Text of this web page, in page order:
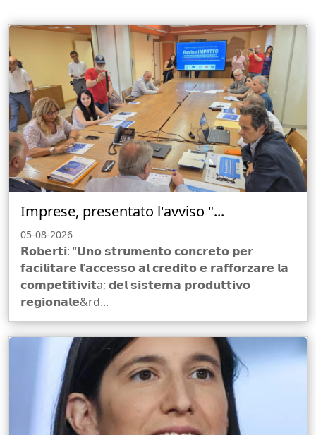
Imprese, presentato l'avviso "...
05-08-2026
𝗥𝗼𝗯𝗲𝗿𝘁𝗶: “𝗨𝗻𝗼 𝘀𝘁𝗿𝘂𝗺𝗲𝗻𝘁𝗼 𝗰𝗼𝗻𝗰𝗿𝗲𝘁𝗼 𝗽𝗲𝗿
𝗳𝗮𝗰𝗶𝗹𝗶𝘁𝗮𝗿𝗲 𝗹’𝗮𝗰𝗰𝗲𝘀𝘀𝗼 𝗮𝗹 𝗰𝗿𝗲𝗱𝗶𝘁𝗼 𝗲 𝗿𝗮𝗳𝗳𝗼𝗿𝘇𝗮𝗿𝗲 𝗹𝗮
𝗰𝗼𝗺𝗽𝗲𝘁𝗶𝘁𝗶𝘃𝗶𝘁a; 𝗱𝗲𝗹 𝘀𝗶𝘀𝘁𝗲𝗺𝗮 𝗽𝗿𝗼𝗱𝘂𝘁𝘁𝗶𝘃𝗼
𝗿𝗲𝗴𝗶𝗼𝗻𝗮𝗹𝗲&rd...